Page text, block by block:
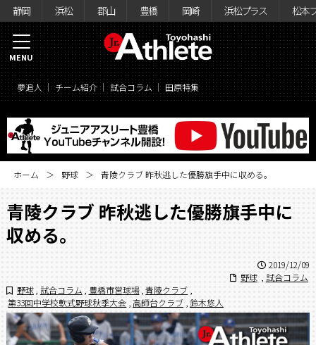
静岡 浜松 郡山 豊橋 岡崎 浜松プラス 松本
夢追人 チーム紹介 試合コラム 田原特集
MENU
ホーム 野球 青陵クラブ 昨秋逃した優勝旗手中に収める。
青陵クラブ 昨秋逃した優勝旗手中に
収める。
2019/12/09
野球
試合コラム
野球 , 試合コラム , 豊橋市営球場 青陵クラブ
第33回中学校軟式野球秋季大会 高師台クラブ 鈴木悠人